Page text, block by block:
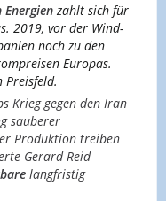
zahlt sich für
2019, vor der Wind-
noch zu den
Europas.
Preisfeld.
Krieg gegen den Iran
sauberer
Produktion treiben
Gerard Reid
langfristig